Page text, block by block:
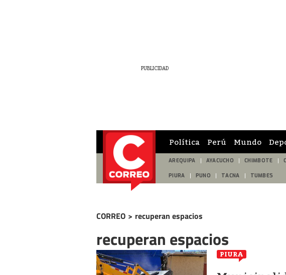
Política Perú Mundo
AREQUIPA AYACUCHO CHIMBOTE
PIURA PUNO TACNA TUMBES
CORREO > recuperan espacios
recuperan espacios
PIURA